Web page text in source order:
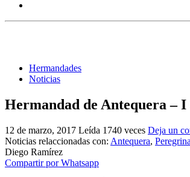
Hermandades
Noticias
Hermandad de Antequera – I
12 de marzo, 2017 Leída 1740 veces Deja un
Noticias relaccionadas con: Antequera,
Diego Ramírez
Compartir por Whatsapp